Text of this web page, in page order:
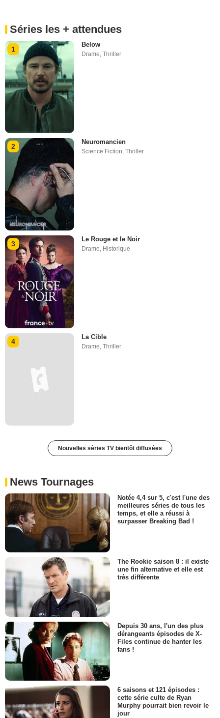
Séries les + attendues
1
Below
Drame ,Thriller
2
Neuromancien
Science Fiction,Thriller
3
Le Rouge et le Noir
Drame, Historique
4
La Cible
Drame ,Thriller
Nouvelles séries TV bientôt diffusées
News Tournages
Notée 4,4 sur 5, c'est l'une des
meilleures séries de tous les
temps, et elle a réussi à
surpasser Breaking Bad !
The Rookie saison 8 : il existe
une fin alternative et elle est
très différente
Depuis 30 ans, l'un des plus
dérangeants épisodes de X-
Files continue de hanter les
fans !
6 saisons et 121 épisodes :
cette série culte de Ryan
Murphy pourrait bien revoir le
jour